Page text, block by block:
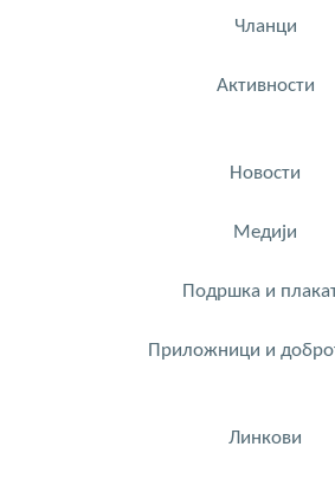
Чланци
Активности
Новости
Медији
Подршка и
Приложници и
Линкови